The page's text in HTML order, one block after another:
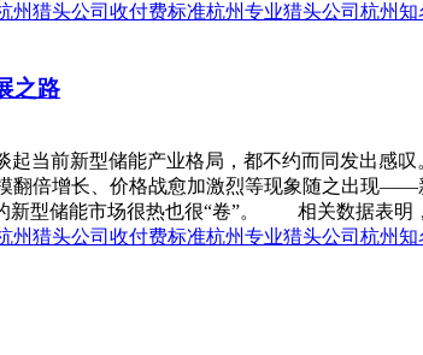
州猎头公司收付费标准杭州专业猎头公司 杭州知
之路
起当前新型储能产业格局，都不约而同发出
翻倍增长、价格战愈加激烈等现象随之出现——
储能市场很热也很“卷”。 相关数据表明，
州猎头公司收付费标准杭州专业猎头公司 杭州知